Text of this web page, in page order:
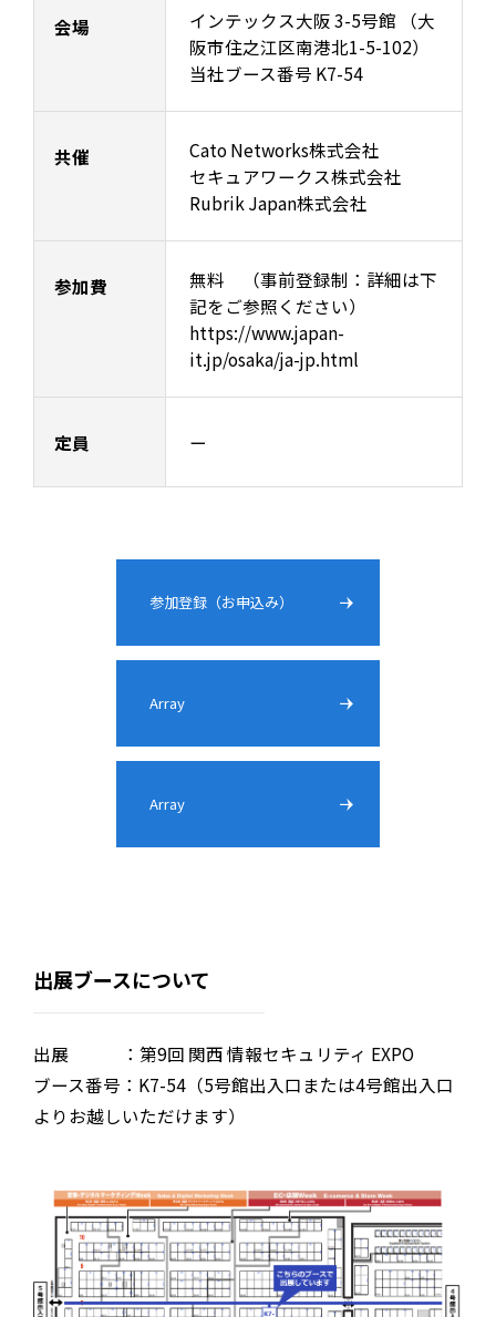
会場
インテックス大阪 3-5号館 （大
阪市住之江区南港北1-5-102）
当社ブース番号 K7-54
共催
Cato Networks株式会社
セキュアワークス株式会社
Rubrik Japan株式会社
参加費
無料 （事前登録制：詳細は下
記をご参照ください）
https://www.japan-
it.jp/osaka/ja-jp.html
定員 ー
参加登録（お申込み）
Array
Array
出展ブースについて
出展 ：第9回 関西 情報セキュリティ EXPO
ブース番号：K7-54（5号館出入口または4号館出入口
よりお越しいただけます）